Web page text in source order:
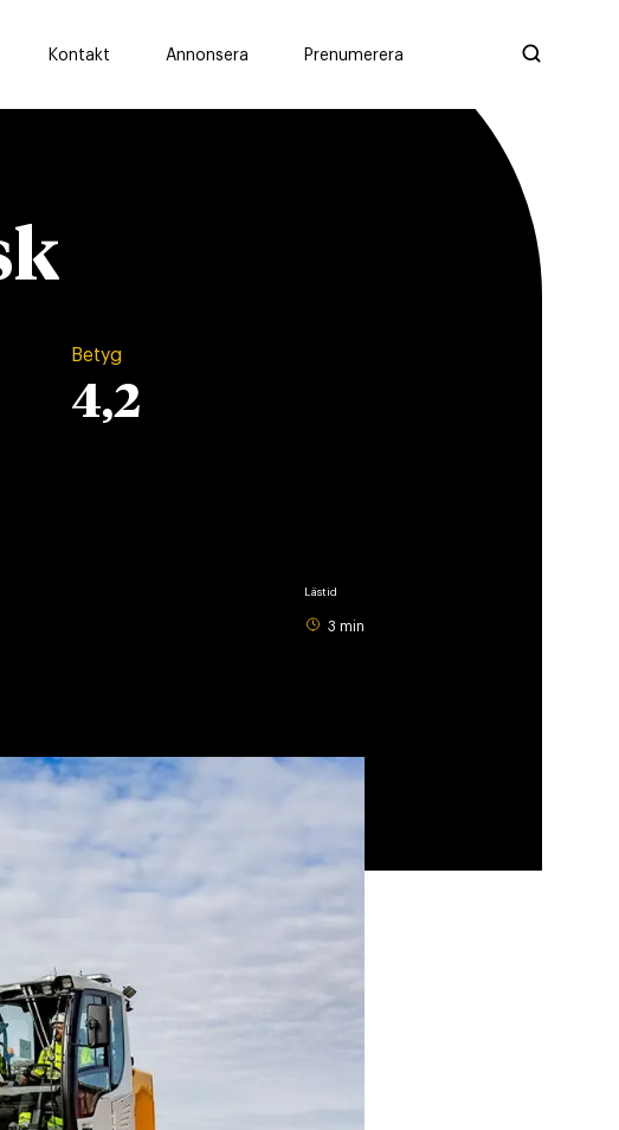
Kontakt Annonsera Prenumerera
Betyg
4,2
Lästid
3 min